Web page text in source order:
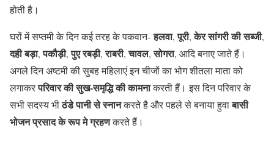
होती है।
घरों में सप्तमी के दिन कई तरह के पकवान-हलवा,पूरी,केर सांगरी की सब्जी,
दहीबड़ा,पकौड़ी,पुए रबड़ी,राबरी,चावल,सोगरा, आदि बनाए जाते हैं।
अगले दिन अष्टमी की सुबह महिलाएं इन चीजों का भोग शीतला माता को
लगाकरपरिवार की सुख-समृद्धि की कामनाकरती हैं। इस दिन परिवार के
सभी सदस्य भीठंडे पानी से स्नानकरते है और पहले से बनाया हुवाबासी
भोजन प्रसाद के रूप मे ग्रहणकरते हैं।